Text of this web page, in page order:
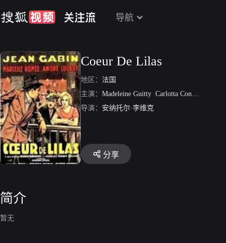
导航
Coeur De Lilas
地区： 法国
主演： Madeleine Guitty Carlotta Conti
导演： 安纳托尔·李维克
分享
简介
暂无